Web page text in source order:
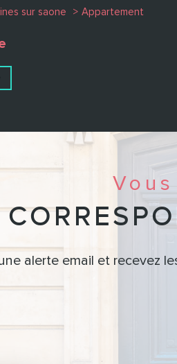
sur saone Appartement
alerte email et recevez